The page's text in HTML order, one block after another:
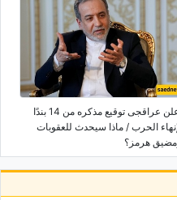
أعلن عراقجی توقیع مذکره من 14 بندًا
الحرب / ماذا سیحدث للعقوبات
هرمز؟